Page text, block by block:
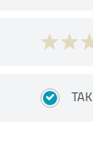
TAK